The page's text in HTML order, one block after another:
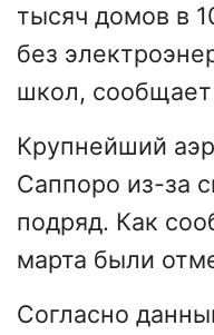
тысяч домов в
без
школ, сообщает
Крупнейший
Саппоро из-за
подряд. Как
марта были
Согласно